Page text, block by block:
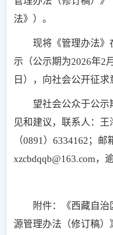
法》）。
现将《管理办法
示（公示期为2026年2
日），向社会公开征求
望社会公众于公示
见和建议，联系人：王
（0891）6334162；邮
xzcbdqqb@163.com，
附件：《西藏自
源管理办法（修订稿）